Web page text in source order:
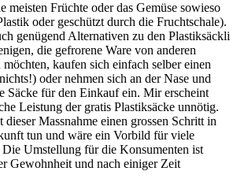
meisten Früchte oder das Gemüse sowieso
oder geschützt durch die Fruchtschale).
genügend Alternativen zu den Plastiksäckli
die gefrorene Ware von anderen
kaufen sich einfach selber einen
oder nehmen sich an der Nase und
Säcke für den Einkauf ein. Mir erscheint
Leistung der gratis Plastiksäcke unnötig.
Massnahme einen grossen Schritt in
tun und wäre ein Vorbild für viele
Umstellung für die Konsumenten ist
Gewohnheit und nach einiger Zeit